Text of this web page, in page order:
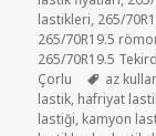
lastikleri, 265/
265/70R19.5
265/70R19.5
Çorlu
Etiketler
az
lastik, hafriyat
lastiği, kamyon